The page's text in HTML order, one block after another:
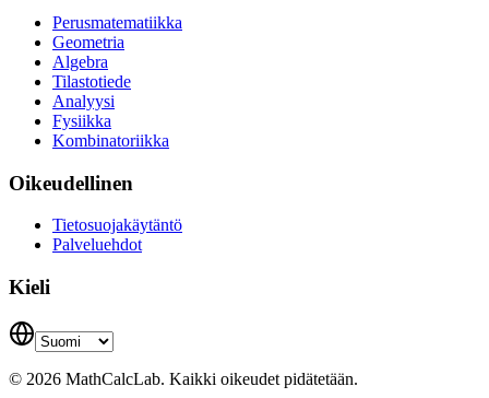
Perusmatematiikka
Geometria
Algebra
Tilastotiede
Analyysi
Fysiikka
Kombinatoriikka
Oikeudellinen
Tietosuojakäytäntö
Palveluehdot
Kieli
© 2026 MathCalcLab. Kaikki oikeudet pidätetään.